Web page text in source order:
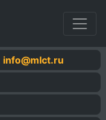
info@mlct.ru